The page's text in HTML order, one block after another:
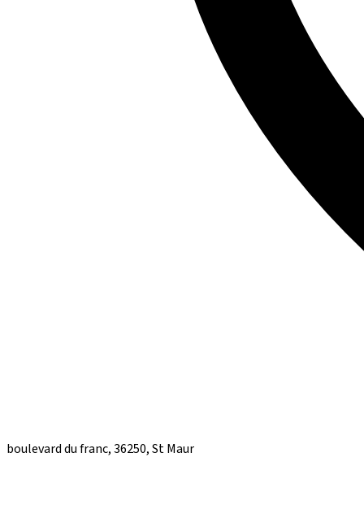
boulevard du franc, 36250, St Maur